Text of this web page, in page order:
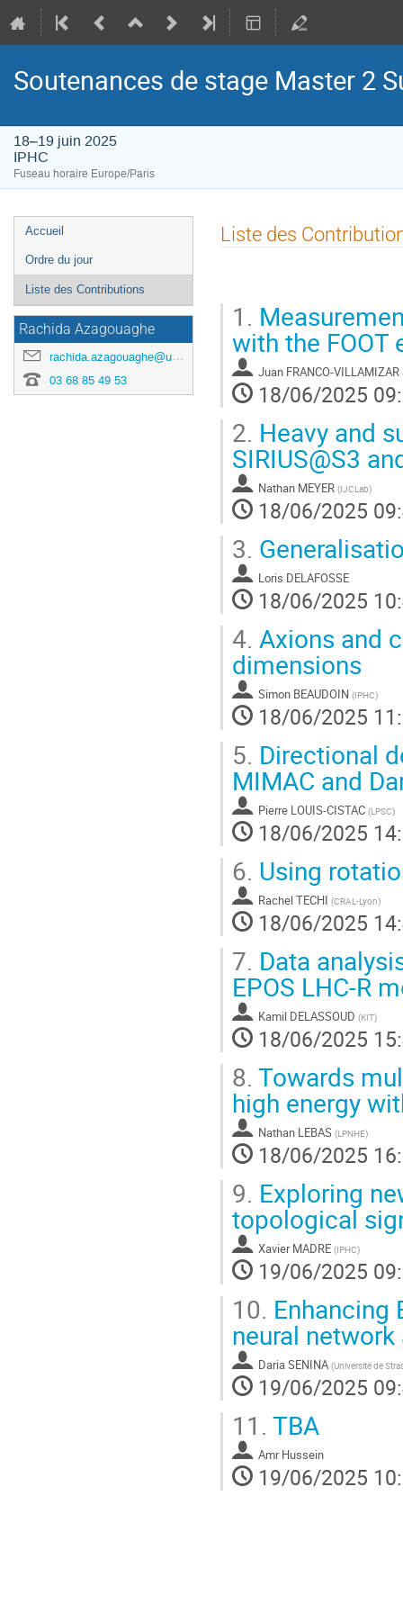
Soutenances de stage Master 2
18–19 juin 2025
IPHC
Fuseau horaire Europe/Paris
Menu
de
l'événement
Accueil
Ordre du jour
Liste des Contributions
Rachida Azagouaghe
rachida.azagouaghe@unistra.fr
03 68 85 49 53
Liste des
1.
with the FOOT
Juan FRANCO-VILLAMIZAR
18/06/2025
2. Heavy and
SIRIUS@S3
Nathan MEYER (IJCLab)
18/06/2025
3.
Loris DELAFOSSE
18/06/2025
4. Axions and
dimensions
Simon BEAUDOIN (IPHC)
18/06/2025
5. Directional
MIMAC and
Pierre LOUIS-CISTAC (LPSC)
18/06/2025
6. Using
Rachel TECHI (CRAL-Lyon)
18/06/2025
7. Data
EPOS LHC-R
Kamil DELASSOUD (KIT)
18/06/2025
8. Towards
high energy
Nathan LEBAS (LPNHE)
18/06/2025
9. Exploring
topological
Xavier MADRE (IPHC)
19/06/2025
10. Enhancing
neural
Daria SENINA (Universite de
19/06/2025
11. TBA
Amr Hussein
19/06/2025